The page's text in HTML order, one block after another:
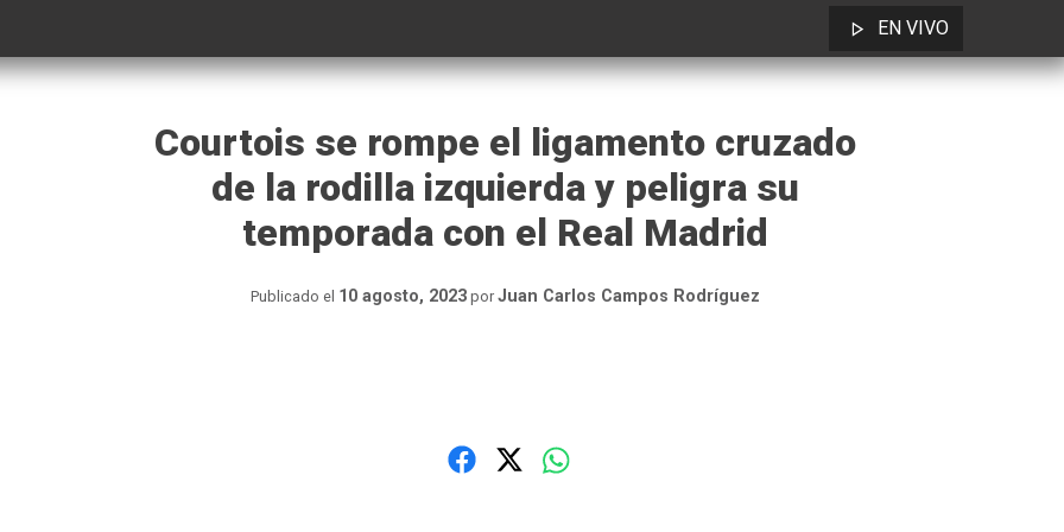
EN VIVO
Courtois se rompe el ligamento cruzado
de la rodilla izquierda y peligra su
temporada con el Real Madrid
Publicado el 10 agosto, 2023por Juan Carlos Campos Rodríguez